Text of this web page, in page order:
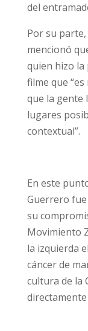
del
Por su
mencionó
quien hizo la
filme que
que la gente
lugares
contextual”.
En este
Guerrero
su
Movimiento
la izquierda
cáncer de
cultura de la